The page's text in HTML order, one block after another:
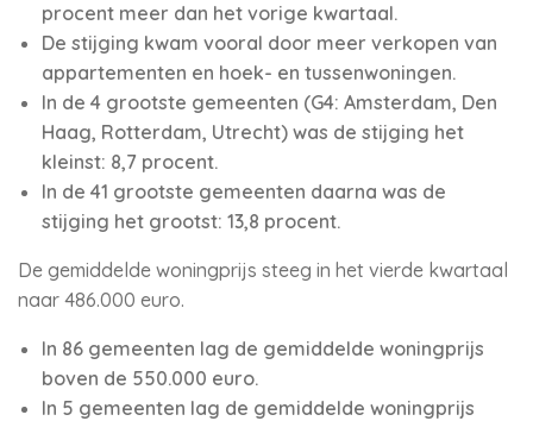
procent meer dan het vorige kwartaal.
De stijging kwam vooral door meer verkopen van
appartementen en hoek- en tussenwoningen.
In de 4 grootste gemeenten (G4: Amsterdam, Den
Haag, Rotterdam, Utrecht) was de stijging het
kleinst: 8,7 procent.
In de 41 grootste gemeenten daarna was de
stijging het grootst: 13,8 procent.
De gemiddelde woningprijs steeg in het vierde kwartaal
naar 486.000 euro.
In 86 gemeenten lag de gemiddelde woningprijs
boven de 550.000 euro.
In 5 gemeenten lag de gemiddelde woningprijs